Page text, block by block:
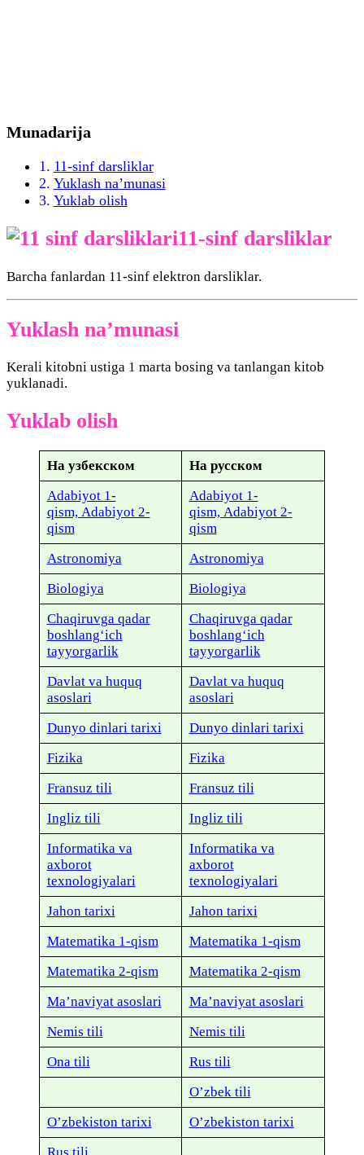
Munadarija
11-sinf darsliklar
Yuklash na’munasi
Yuklab olish
11-sinf darsliklar
Barcha fanlardan 11-sinf elektron darsliklar.
Yuklash na’munasi
Kerali kitobni ustiga 1 marta bosing va tanlangan kitob
yuklanadi.
Yuklab olish
На узбекском
На русском
Adabiyot 1-
qism, Adabiyot 2-
qism
Adabiyot 1-
qism, Adabiyot 2-
qism
Astronomiya
Astronomiya
Biologiya
Biologiya
Chaqiruvga qadar
boshlang‘ich
tayyorgarlik
Chaqiruvga qadar
boshlang‘ich
tayyorgarlik
Davlat va huquq
asoslari
Davlat va huquq
asoslari
Dunyo dinlari tarixi
Dunyo dinlari tarixi
Fizika
Fizika
Fransuz tili
Fransuz tili
Ingliz tili
Ingliz tili
Informatika va
axborot
texnologiyalari
Informatika va
axborot
texnologiyalari
Jahon tarixi
Jahon tarixi
Matematika 1-qism
Matematika 1-qism
Matematika 2-qism
Matematika 2-qism
Ma’naviyat asoslari
Ma’naviyat asoslari
Nemis tili
Nemis tili
Ona tili
Rus tili
O’zbek tili
O’zbekiston tarixi
O’zbekiston tarixi